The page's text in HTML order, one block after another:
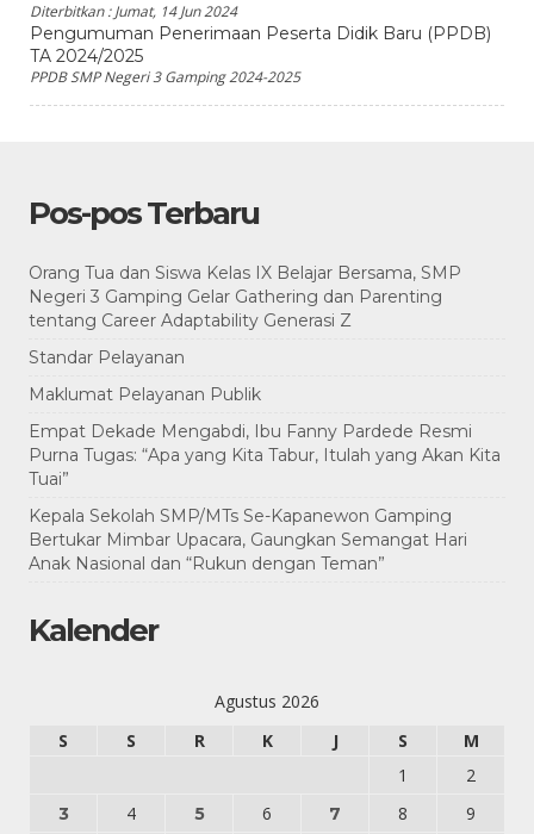
Diterbitkan :Jumat, 14 Jun 2024
Pengumuman Penerimaan Peserta Didik Baru (PPDB)
TA 2024/2025
PPDB SMP Negeri 3 Gamping 2024-2025
Pos-pos Terbaru
Orang Tua dan Siswa Kelas IX Belajar Bersama, SMP
Negeri 3 Gamping Gelar Gathering dan Parenting
tentang Career Adaptability Generasi Z
Standar Pelayanan
Maklumat Pelayanan Publik
Empat Dekade Mengabdi, Ibu Fanny Pardede Resmi
Purna Tugas: “Apa yang Kita Tabur, Itulah yang Akan Kita
Tuai”
Kepala Sekolah SMP/MTs Se-Kapanewon Gamping
Bertukar Mimbar Upacara, Gaungkan Semangat Hari
Anak Nasional dan “Rukun dengan Teman”
Kalender
Agustus 2026
S
S R K J S
M
1
2
3 4 5 6 7 8
9